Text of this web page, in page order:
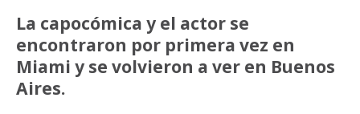
La capocómica y el actor se
encontraron por primera vez en
Miami y se volvieron a ver en Buenos
Aires.